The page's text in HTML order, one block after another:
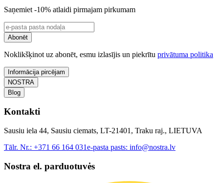
Saņemiet -10% atlaidi pirmajam pirkumam
Abonēt
Noklikšķinot uz abonēt, esmu izlasījis un piekrītu privātuma politika
Informācija pircējam
NOSTRA
Blog
Kontakti
Sausiu iela 44, Sausiu ciemats, LT-21401, Traku raj., LIETUVA
Tālr. Nr.: +371 66 164 031e-pasta pasts: info@nostra.lv
Nostra el. parduotuvės